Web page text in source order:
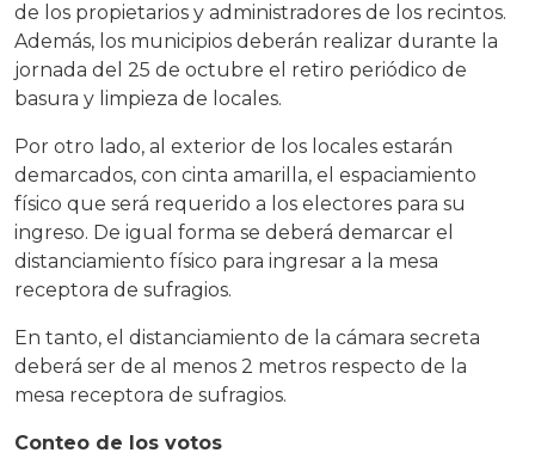
de los propietarios y administradores de los recintos.
Además, los municipios deberán realizar durante la
jornada del 25 de octubre el retiro periódico de
basura y limpieza de locales.
Por otro lado, al exterior de los locales estarán
demarcados, con cinta amarilla, el espaciamiento
físico que será requerido a los electores para su
ingreso. De igual forma se deberá demarcar el
distanciamiento físico para ingresar a la mesa
receptora de sufragios.
En tanto, el distanciamiento de la cámara secreta
deberá ser de al menos 2 metros respecto de la
mesa receptora de sufragios.
Conteo de los votos